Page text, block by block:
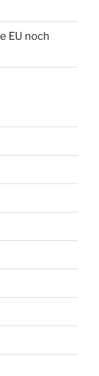
EU noch